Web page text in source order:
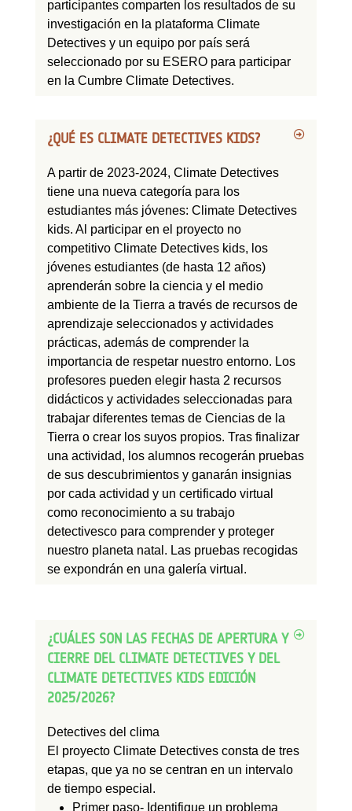
participantes comparten los resultados de su
investigación en la plataforma Climate
Detectives y un equipo por país será
seleccionado por su ESERO para participar
en la Cumbre Climate Detectives.
¿QUÉ ES CLIMATE DETECTIVES KIDS?
A partir de 2023-2024, Climate Detectives
tiene una nueva categoría para los
estudiantes más jóvenes: Climate Detectives
kids. Al participar en el proyecto no
competitivo Climate Detectives kids, los
jóvenes estudiantes (de hasta 12 años)
aprenderán sobre la ciencia y el medio
ambiente de la Tierra a través de recursos de
aprendizaje seleccionados y actividades
prácticas, además de comprender la
importancia de respetar nuestro entorno. Los
profesores pueden elegir hasta 2 recursos
didácticos y actividades seleccionadas para
trabajar diferentes temas de Ciencias de la
Tierra o crear los suyos propios. Tras finalizar
una actividad, los alumnos recogerán pruebas
de sus descubrimientos y ganarán insignias
por cada actividad y un certificado virtual
como reconocimiento a su trabajo
detectivesco para comprender y proteger
nuestro planeta natal. Las pruebas recogidas
se expondrán en una galería virtual.
¿CUÁLES SON LAS FECHAS DE APERTURA Y
CIERRE DEL CLIMATE DETECTIVES Y DEL
CLIMATE DETECTIVES KIDS EDICIÓN
2025/2026?
Detectives del clima
El proyecto Climate Detectives consta de tres
etapas, que ya no se centran en un intervalo
de tiempo especial.
Primer paso- Identifique un problema